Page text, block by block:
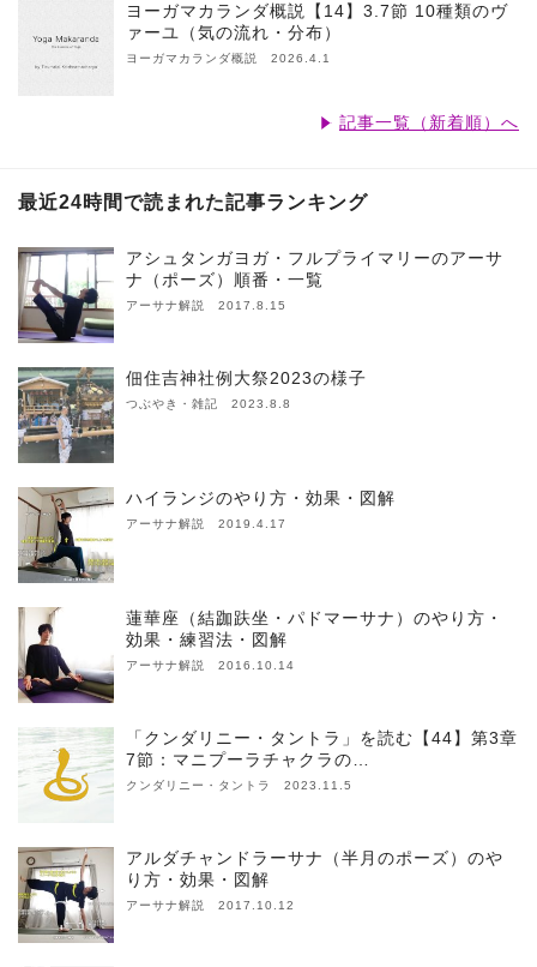
ヨーガマカランダ概説【14】3.7節 10種類のヴ
ァーユ（気の流れ・分布）
ヨーガマカランダ概説 2026.4.1
記事一覧（新着順）へ
最近24時間で読まれた記事ランキング
アシュタンガヨガ・フルプライマリーのアーサ
ナ（ポーズ）順番・一覧
アーサナ解説 2017.8.15
佃住吉神社例大祭2023の様子
つぶやき・雑記 2023.8.8
ハイランジのやり方・効果・図解
アーサナ解説 2019.4.17
蓮華座（結跏趺坐・パドマーサナ）のやり方・
効果・練習法・図解
アーサナ解説 2016.10.14
「クンダリニー・タントラ」を読む【44】第3章
7節：マニプーラチャクラの…
クンダリニー・タントラ 2023.11.5
アルダチャンドラーサナ（半月のポーズ）のや
り方・効果・図解
アーサナ解説 2017.10.12